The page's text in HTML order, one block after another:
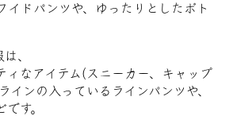
イドパンツや、ゆったりとしたボト
、
ィなアイテム(スニーカー、キャップ
インの入っているラインパンツや、
す。